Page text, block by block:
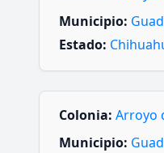
Municipio:
Estado:
Colonia: Arroyo
Municipio: